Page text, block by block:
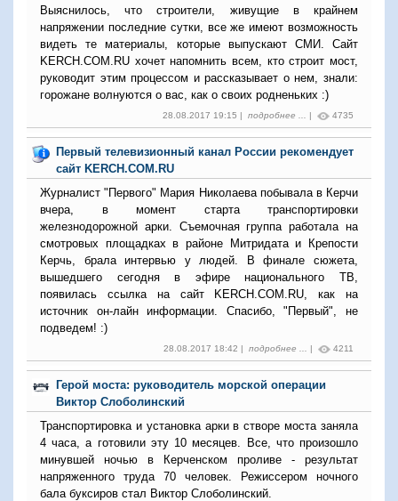
Выяснилось, что строители, живущие в крайнем
напряжении последние сутки, все же имеют возможность
видеть те материалы, которые выпускают СМИ. Сайт
KERCH.COM.RU хочет напомнить всем, кто строит мост,
руководит этим процессом и рассказывает о нем, знали:
горожане волнуются о вас, как о своих родненьких :)
28.08.2017 19:15 | подробнее ... | 4735
Первый телевизионный канал России рекомендует
сайт KERCH.COM.RU
Журналист "Первого" Мария Николаева побывала в Керчи
вчера, в момент старта транспортировки
железнодорожной арки. Съемочная группа работала на
смотровых площадках в районе Митридата и Крепости
Керчь, брала интервью у людей. В финале сюжета,
вышедшего сегодня в эфире национального ТВ,
появилась ссылка на сайт KERCH.COM.RU, как на
источник он-лайн информации. Спасибо, "Первый", не
подведем! :)
28.08.2017 18:42 | подробнее ... | 4211
Герой моста: руководитель морской операции
Виктор Слоболинский
Транспортировка и установка арки в створе моста заняла
4 часа, а готовили эту 10 месяцев. Все, что произошло
минувшей ночью в Керченском проливе - результат
напряженного труда 70 человек. Режиссером ночного
бала буксиров стал Виктор Слоболинский.